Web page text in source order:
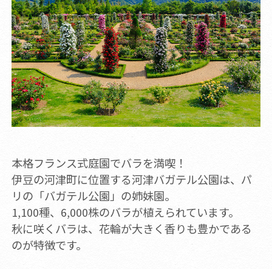
本格フランス式庭園でバラを満喫！
伊豆の河津町に位置する河津バガテル公園は、パ
リの「バガテル公園」の姉妹園。
1,100種、6,000株のバラが植えられています。
秋に咲くバラは、花輪が大きく香りも豊かである
のが特徴です。